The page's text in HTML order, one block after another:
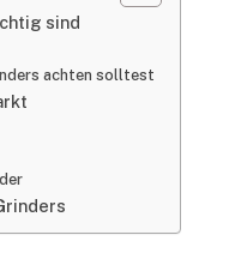
sind
achten solltest